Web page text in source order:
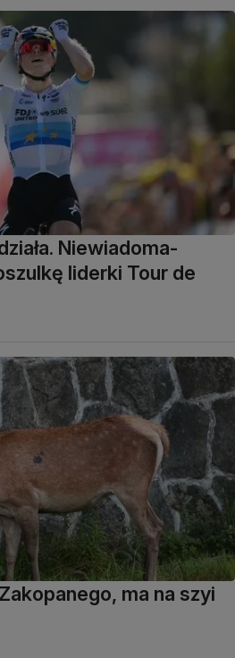
Niewiadoma-
liderki Tour de
ma na szyi